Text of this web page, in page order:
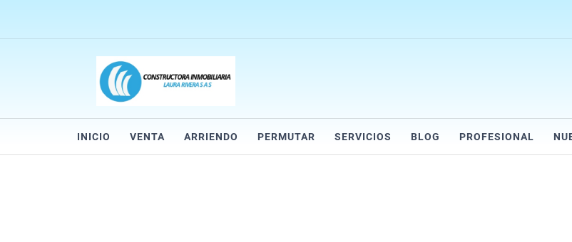
INICIO VENTA ARRIENDO PERMUTAR SERVICIOS BLOG PROFESIONAL